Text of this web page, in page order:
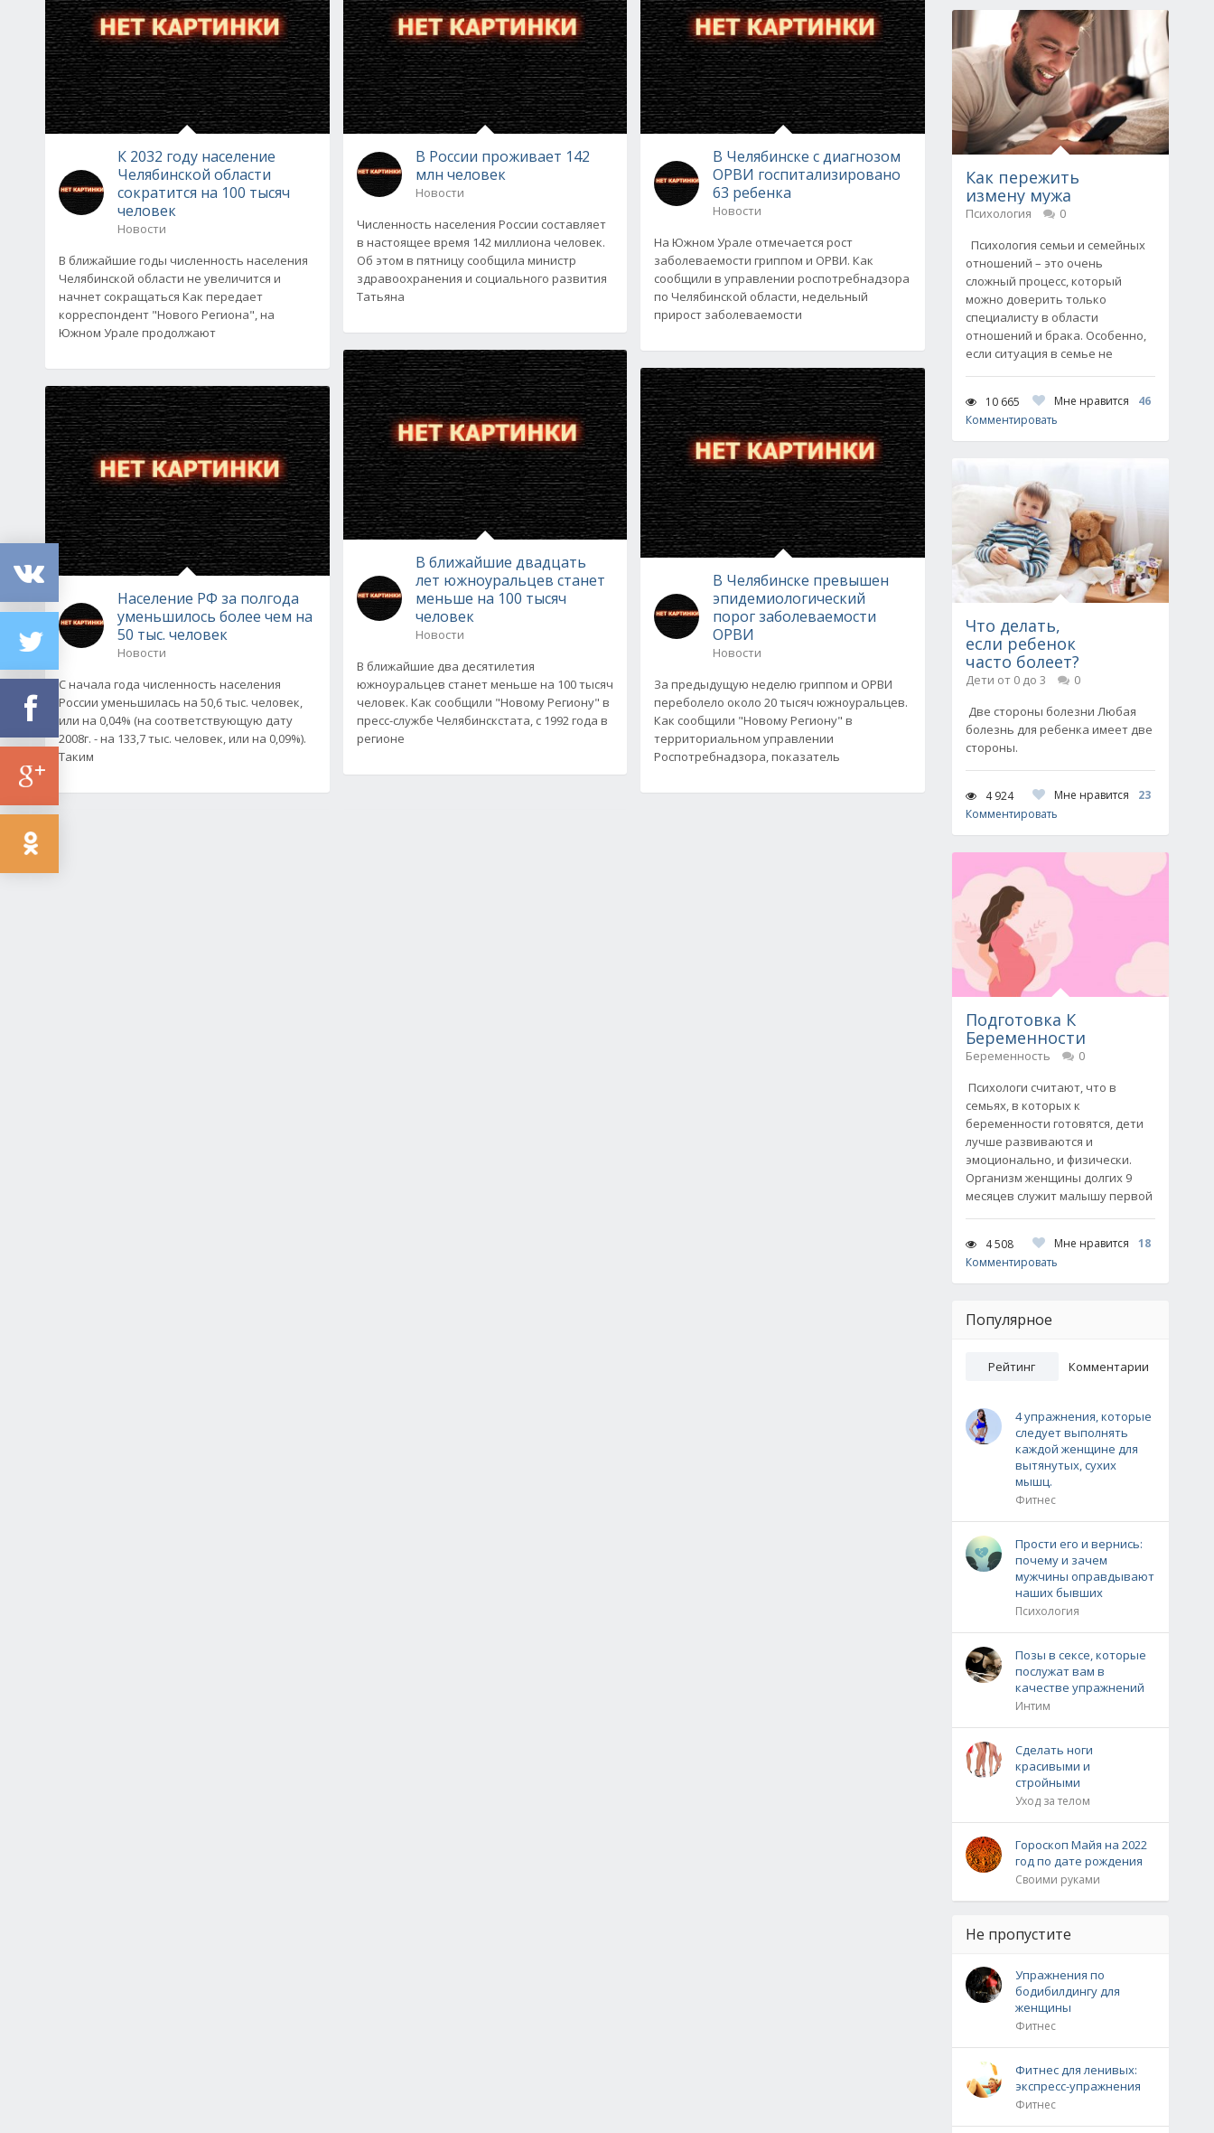
К 2032 году население
Челябинской области
сократится на 100 тысяч
человек
Новости
В ближайшие годы численность населения
Челябинской области не увеличится и
начнет сокращаться Как передает
корреспондент "Нового Региона", на
Южном Урале продолжают
Население РФ за полгода
уменьшилось более чем на
50 тыс. человек
Новости
С начала года численность населения
России уменьшилась на 50,6 тыс. человек,
или на 0,04% (на соответствующую дату
2008г. - на 133,7 тыс. человек, или на 0,09%).
Таким
В России проживает 142
млн человек
Новости
Численность населения России составляет
в настоящее время 142 миллиона человек.
Об этом в пятницу сообщила министр
здравоохранения и социального развития
Татьяна
В ближайшие двадцать
лет южноуральцев станет
меньше на 100 тысяч
человек
Новости
В ближайшие два десятилетия
южноуральцев станет меньше на 100 тысяч
человек. Как сообщили "Новому Региону" в
пресс-службе Челябинскстата, с 1992 года в
регионе
В Челябинске с диагнозом
ОРВИ госпитализировано
63 ребенка
Новости
На Южном Урале отмечается рост
заболеваемости гриппом и ОРВИ. Как
сообщили в управлении роспотребнадзора
по Челябинской области, недельный
прирост заболеваемости
В Челябинске превышен
эпидемиологический
порог заболеваемости
ОРВИ
Новости
За предыдущую неделю гриппом и ОРВИ
переболело около 20 тысяч южноуральцев.
Как сообщили "Новому Региону" в
территориальном управлении
Роспотребнадзора, показатель
Как пережить
измену мужа
Психология
0
Психология семьи и семейных
отношений – это очень
сложный процесс, который
можно доверить только
специалисту в области
отношений и брака. Особенно,
если ситуация в семье не
10 665 Мне нравится
46
Комментировать
Что делать,
если ребенок
часто болеет?
Дети от 0 до 3
0
Две стороны болезни Любая
болезнь для ребенка имеет две
стороны.
4 924 Мне нравится
23
Комментировать
Подготовка К
Беременности
Беременность
0
Психологи считают, что в
семьях, в которых к
беременности готовятся, дети
лучше развиваются и
эмоционально, и физически.
Организм женщины долгих 9
месяцев служит малышу первой
4 508 Мне нравится
18
Комментировать
Популярное
Рейтинг Комментарии
4 упражнения, которые
следует выполнять
каждой женщине для
вытянутых, сухих
мышц.
Фитнес
Прости его и вернись:
почему и зачем
мужчины оправдывают
наших бывших
Психология
Позы в сексе, которые
послужат вам в
качестве упражнений
Интим
Сделать ноги
красивыми и
стройными
Уход за телом
Гороскоп Майя на 2022
год по дате рождения
Своими руками
Не пропустите
Упражнения по
бодибилдингу для
женщины
Фитнес
Фитнес для ленивых:
экспресс-упражнения
Фитнес